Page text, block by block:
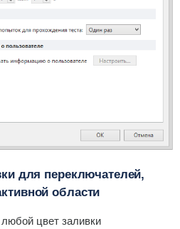
для переключателей,
области
цвет заливки